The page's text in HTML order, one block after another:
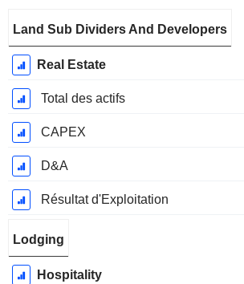
Fiscale:
Mars
Land Sub Dividers And Developers
Real Estate
Total des actifs
CAPEX
D&A
Résultat d'Exploitation
Lodging
Hospitality